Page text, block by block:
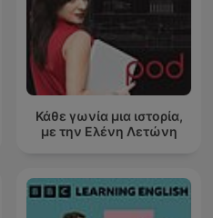
Κάθε γωνία μια ιστορία,
με την Ελένη Λετώνη